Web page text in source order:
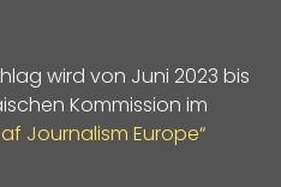
wird von Juni 2023 bis
Kommission im
Journalism Europe“